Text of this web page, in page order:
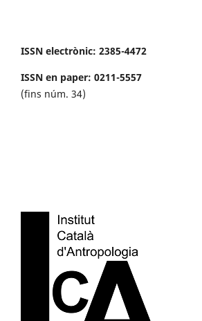
ISSN electrònic: 2385-4472
ISSN en paper: 0211-5557
(fins núm. 34)